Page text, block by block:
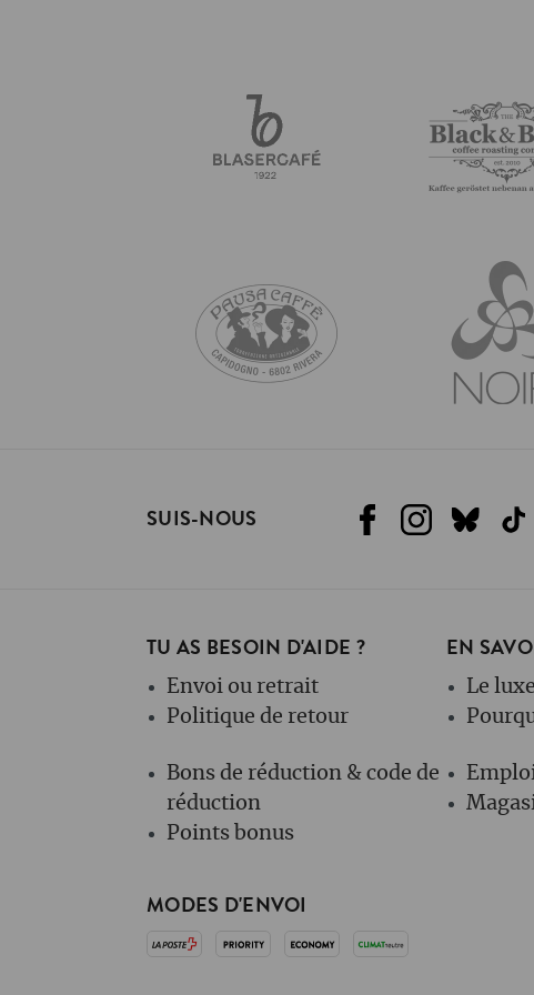
SUIS-NOUS
TU AS BESOIN D'AIDE ?
Envoi ou retrait
Politique de retour
Bons de réduction & code de
réduction
Points bonus
EN
Le
MODES D'ENVOI